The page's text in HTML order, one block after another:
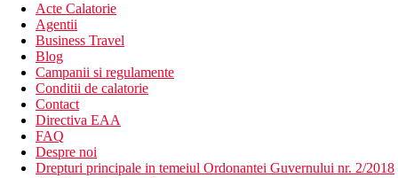
Acte Calatorie
Agentii
Business Travel
Blog
Campanii si regulamente
Conditii de calatorie
Contact
Directiva EAA
FAQ
Despre noi
Drepturi principale in temeiul Ordonantei Guvernului nr. 2/2018